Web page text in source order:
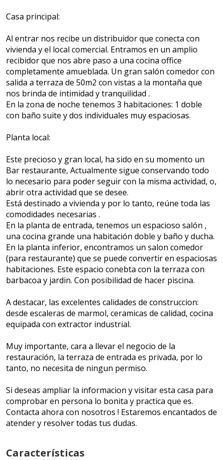
Casa principal:
Al entrar nos recibe un distribuidor que conecta con
vivienda y el local comercial. Entramos en un amplio
recibidor que nos abre paso a una cocina office
completamente amueblada. Un gran salón comedor con
salida a terraza de 50m2 con vistas a la montaña que
nos brinda de intimidad y tranquilidad .
En la zona de noche tenemos 3 habitaciones: 1 doble
con baño suite y dos individuales muy espaciosas.
Planta local:
Este precioso y gran local, ha sido en su momento un
Bar restaurante, Actualmente sigue conservando todo
lo necesario para poder seguir con la misma actividad, o,
abrir otra actividad que se desee.
Está destinado a vivienda y por lo tanto, reúne toda las
comodidades necesarias .
En la planta de entrada, tenemos un espacioso salón ,
una cocina grande una habitación doble y baño y ducha.
En la planta inferior, encontramos un salon comedor
(para restaurante) que se puede convertir en espaciosas
habitaciones. Este espacio conebta con la terraza con
barbacoa y jardin. Con posibilidad de hacer piscina.
A destacar, las excelentes calidades de construccion:
desde escaleras de marmol, ceramicas de calidad, cocina
equipada con extractor industrial.
Muy importante, cara a llevar el negocio de la
restauración, la terraza de entrada es privada, por lo
tanto, no necesita de ningun permiso.
Si deseas ampliar la informacion y visitar esta casa para
comprobar en persona lo bonita y practica que es.
Contacta ahora con nosotros ! Estaremos encantados de
atender y resolver todas tus dudas.
Características